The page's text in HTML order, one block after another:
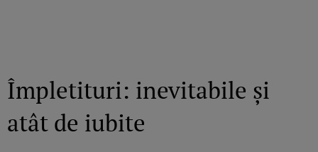
Împletituri: inevitabile și
atât de iubite